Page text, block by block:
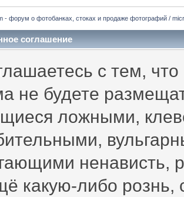
- форум о фотобанках, стоках и продаже фотографий /
соглашение
с тем,
не будете
ложными,
ненависть,
какую-либо рознь,